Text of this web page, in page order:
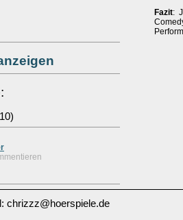
:
Fazit:
chrizzz@hoerspiele.de